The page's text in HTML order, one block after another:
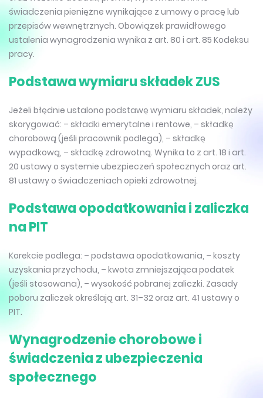
świadczenia pieniężne wynikające z umowy o pracę lub
przepisów wewnętrznych. Obowiązek prawidłowego
ustalenia wynagrodzenia wynika z art. 80 i art. 85 Kodeksu
pracy.
Podstawa wymiaru składek ZUS
Jeżeli błędnie ustalono podstawę wymiaru składek, należy
skorygować: – składki emerytalne i rentowe, – składkę
chorobową (jeśli pracownik podlega), – składkę
wypadkową, – składkę zdrowotną. Wynika to z art. 18 i art.
20 ustawy o systemie ubezpieczeń społecznych oraz art.
81 ustawy o świadczeniach opieki zdrowotnej.
Podstawa opodatkowania i zaliczka
na PIT
Korekcie podlega: – podstawa opodatkowania, – koszty
uzyskania przychodu, – kwota zmniejszająca podatek
(jeśli stosowana), – wysokość pobranej zaliczki. Zasady
poboru zaliczek określają art. 31–32 oraz art. 41 ustawy o
PIT.
Wynagrodzenie chorobowe i
świadczenia z ubezpieczenia
społecznego